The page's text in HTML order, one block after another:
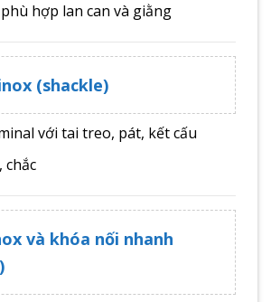
hợp lan can và giằng
(shackle)
với tai treo, pát, kết cấu
chắc
và khóa nối nhanh